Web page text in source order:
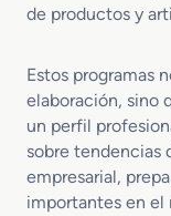
de productos y
Estos programas
elaboración, sino
un perfil
sobre tendencias
empresarial,
importantes en el